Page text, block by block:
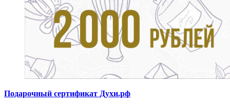
Подарочный сертификат Духи.рф